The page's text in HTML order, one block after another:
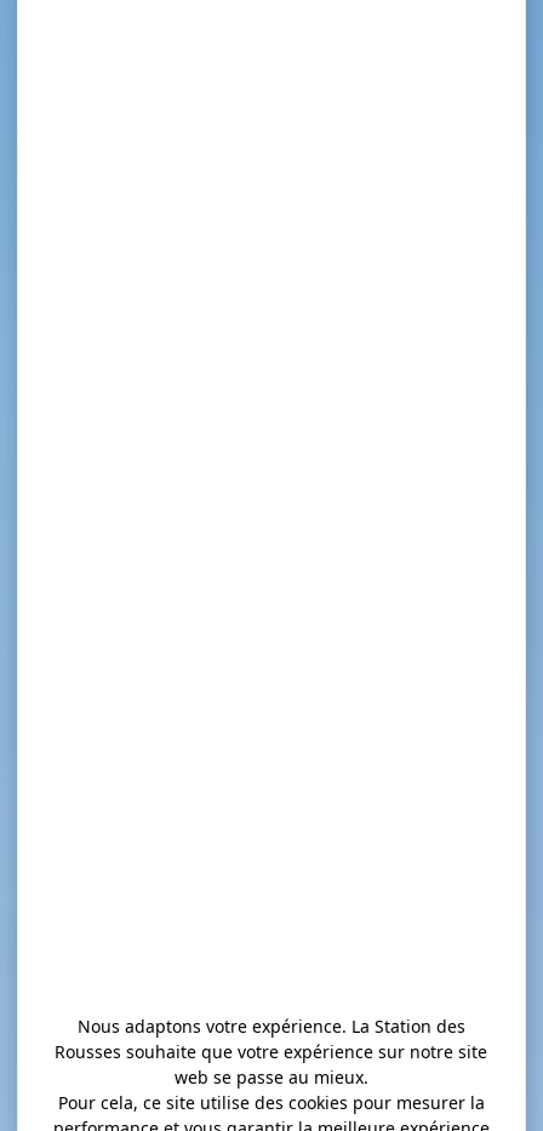
Nous adaptons votre expérience. La Station des
Rousses souhaite que votre expérience sur notre site
web se passe au mieux.
Pour cela, ce site utilise des cookies pour mesurer la